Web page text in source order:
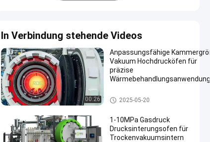
In Verbindung stehende Videos
00:26
Anpassungsfähige
Vakuum Hochdrucköfen für
präzise
industrieller Vakuumofen
2025-05-20
1-10MPa Gasdruck
Drucksinterungsofen für
Trockenvakuumsintern